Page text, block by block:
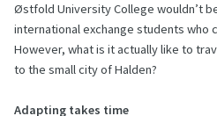
Østfold University College wouldn’t
international exchange students who
However, what is it actually like to
to the small city of Halden?
Adapting takes time